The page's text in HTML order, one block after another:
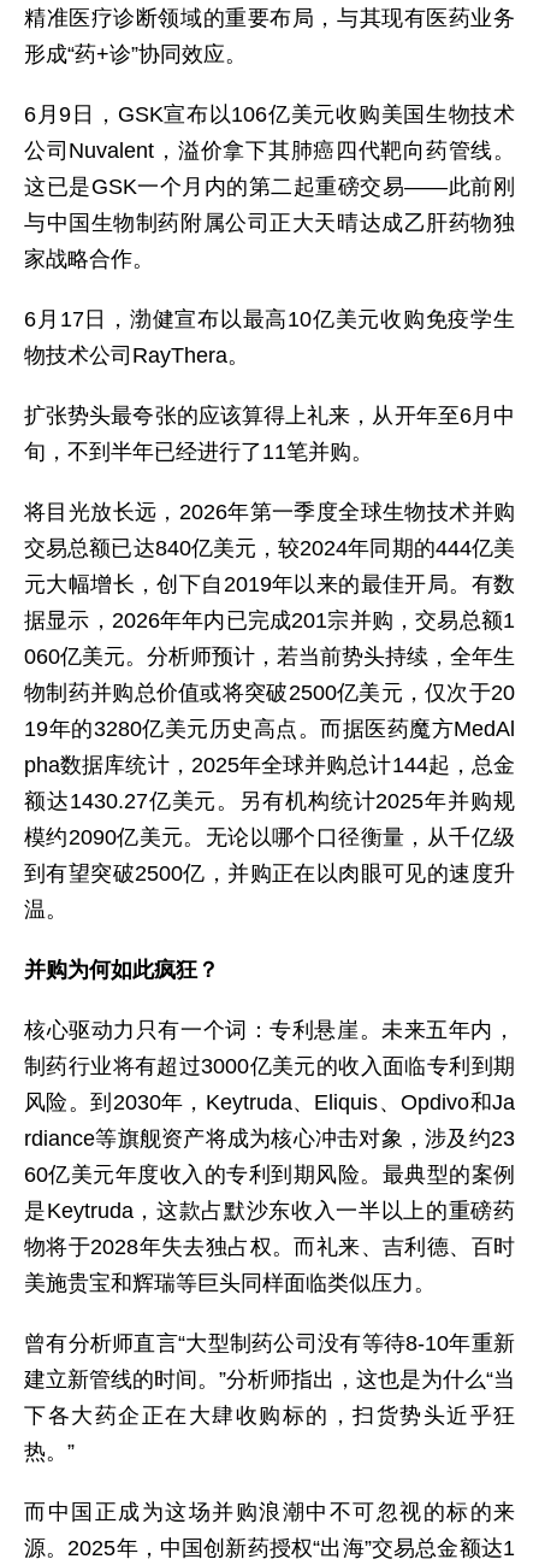
精准医疗诊断领域的重要布局，与其现有医药业务
形成“药+诊”协同效应。
6月9日，GSK宣布以106亿美元收购美国生物技术
公司Nuvalent，溢价拿下其肺癌四代靶向药管线。
这已是GSK一个月内的第二起重磅交易——此前刚
与中国生物制药附属公司正大天晴达成乙肝药物独
家战略合作。
6月17日，渤健宣布以最高10亿美元收购免疫学生
物技术公司RayThera。
扩张势头最夸张的应该算得上礼来，从开年至6月中
旬，不到半年已经进行了11笔并购。
将目光放长远，2026年第一季度全球生物技术并购
交易总额已达840亿美元，较2024年同期的444亿美
元大幅增长，创下自2019年以来的最佳开局。有数
据显示，2026年年内已完成201宗并购，交易总额1
060亿美元。分析师预计，若当前势头持续，全年生
物制药并购总价值或将突破2500亿美元，仅次于20
19年的3280亿美元历史高点。而据医药魔方MedAl
pha数据库统计，2025年全球并购总计144起，总金
额达1430.27亿美元。另有机构统计2025年并购规
模约2090亿美元。无论以哪个口径衡量，从千亿级
到有望突破2500亿，并购正在以肉眼可见的速度升
温。
并购为何如此疯狂？
核心驱动力只有一个词：专利悬崖。未来五年内，
制药行业将有超过3000亿美元的收入面临专利到期
风险。到2030年，Keytruda、Eliquis、Opdivo和Ja
rdiance等旗舰资产将成为核心冲击对象，涉及约23
60亿美元年度收入的专利到期风险。最典型的案例
是Keytruda，这款占默沙东收入一半以上的重磅药
物将于2028年失去独占权。而礼来、吉利德、百时
美施贵宝和辉瑞等巨头同样面临类似压力。
曾有分析师直言“大型制药公司没有等待8-10年重新
建立新管线的时间。”分析师指出，这也是为什么“当
下各大药企正在大肆收购标的，扫货势头近乎狂
热。”
而中国正成为这场并购浪潮中不可忽视的标的来
源。2025年，中国创新药授权“出海”交易总金额达1